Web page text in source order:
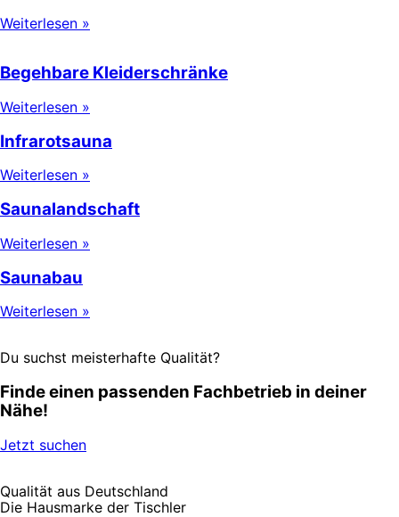
Weiterlesen »
Begehbare Kleiderschränke
Weiterlesen »
Infrarotsauna
Weiterlesen »
Saunalandschaft
Weiterlesen »
Saunabau
Weiterlesen »
Du suchst meisterhafte Qualität?
Finde einen passenden Fachbetrieb in deiner
Nähe!
Jetzt suchen
Qualität aus Deutschland
Die Hausmarke der Tischler